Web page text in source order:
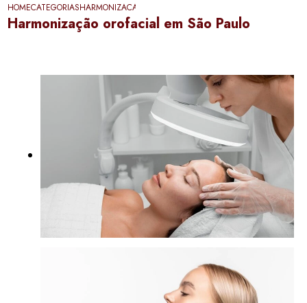
HOMECATEGORIASHARMONIZACAO OROFACIAL SAO PAULO
Harmonização orofacial em São Paulo